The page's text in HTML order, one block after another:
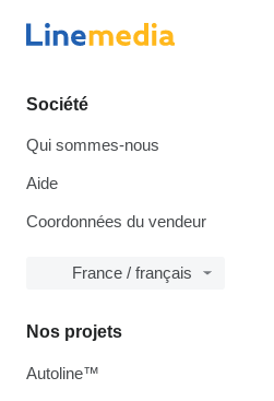
Société
Qui sommes-nous
Aide
Coordonnées du vendeur
France / français
Nos projets
Autoline™